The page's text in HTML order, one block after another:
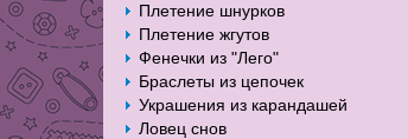
Плетение шнурков
Плетение жгутов
Фенечки из "Лего"
Браслеты из цепочек
Украшения из карандашей
Ловец снов